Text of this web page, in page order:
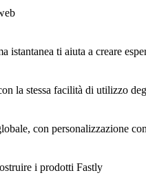
istantanea ti aiuta a creare
la stessa facilità di utilizzo
con personalizzazione
i prodotti Fastly